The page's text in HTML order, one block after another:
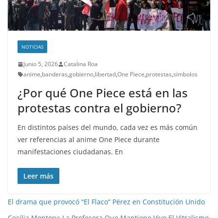
NOTICIAS
Junio 5, 2026
Catalina Roa
anime,banderas,gobierno,libertad,One Piece,protestas,simbolos
¿Por qué One Piece está en las
protestas contra el gobierno?
En distintos países del mundo, cada vez es más común
ver referencias al anime One Piece durante
manifestaciones ciudadanas. En
Leer más
El drama que provocó “El Flaco” Pérez en Constitución Unido